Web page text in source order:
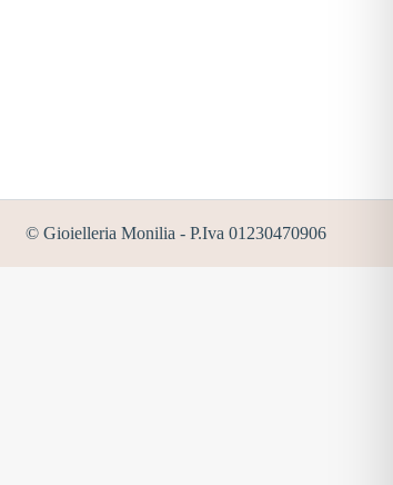
© Gioielleria Monilia - P.Iva 01230470906